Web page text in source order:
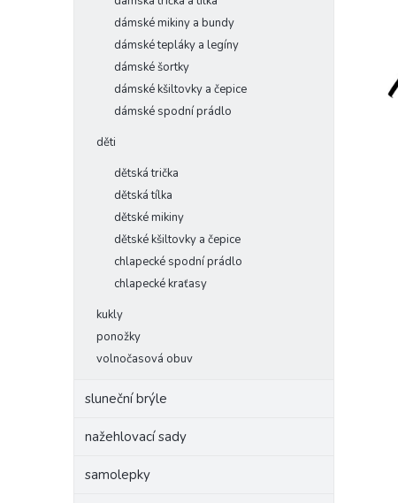
dámské mikiny a bundy
dámské tepláky a legíny
dámské šortky
dámské kšiltovky a čepice
dámské spodní prádlo
děti
dětská trička
dětská tílka
dětské mikiny
dětské kšiltovky a čepice
chlapecké spodní prádlo
chlapecké kraťasy
kukly
ponožky
volnočasová obuv
sluneční brýle
nažehlovací sady
samolepky